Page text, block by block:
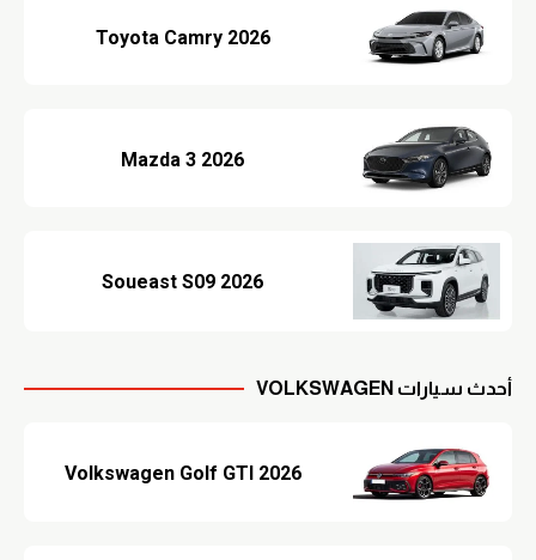
Toyota Camry 2026
Mazda 3 2026
Soueast S09 2026
أحدث سيارات VOLKSWAGEN
Volkswagen Golf GTI 2026